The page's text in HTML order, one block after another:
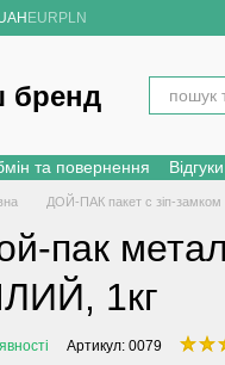
EUR PLN
бренд
та повернення
ДОЙ-ПАК пакет с зіп-замком
пак
1кг
Артикул: 0079